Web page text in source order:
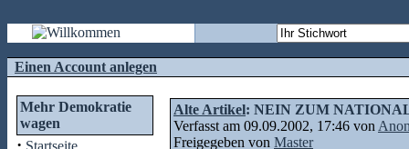
Einen Account anlegen
Mehr Demokratie
wagen
· Startseite
Alte Artikel: NEIN ZUM
Verfasst am 09.09.2002, 17:46 von
Freigegeben von Master